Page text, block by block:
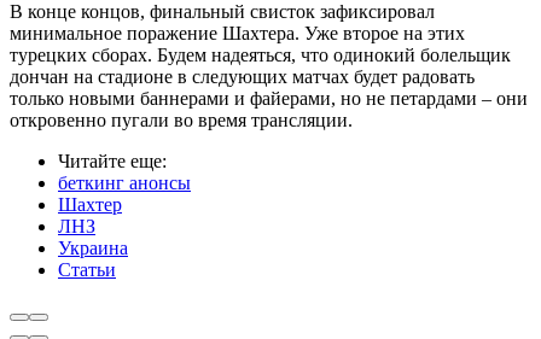
В конце концов, финальный свисток зафиксировал
минимальное поражение Шахтера. Уже второе на этих
турецких сборах. Будем надеяться, что одинокий болельщик
дончан на стадионе в следующих матчах будет радовать
только новыми баннерами и файерами, но не петардами – они
откровенно пугали во время трансляции.
Читайте еще:
беткинг анонсы
Шахтер
ЛНЗ
Украина
Статьи